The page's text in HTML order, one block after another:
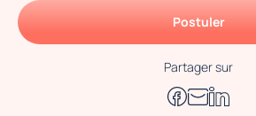
Postuler
Partager sur